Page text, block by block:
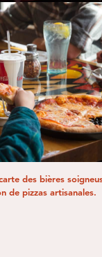
des bières
de pizzas artisanales.